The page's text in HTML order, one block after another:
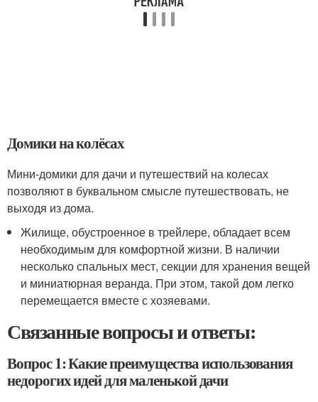
Домики на колёсах
Мини-домики для дачи и путешествий на колесах
позволяют в буквальном смысле путешествовать, не
выходя из дома.
Жилище, обустроенное в трейлере, обладает всем
необходимым для комфортной жизни. В наличии
несколько спальных мест, секции для хранения вещей
и миниатюрная веранда. При этом, такой дом легко
перемещается вместе с хозяевами.
Связанные вопросы и ответы:
Вопрос 1: Какие преимущества использования
недорогих идей для маленькой дачи